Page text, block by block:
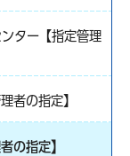
ター【指定管理
者の指定】
の指定】